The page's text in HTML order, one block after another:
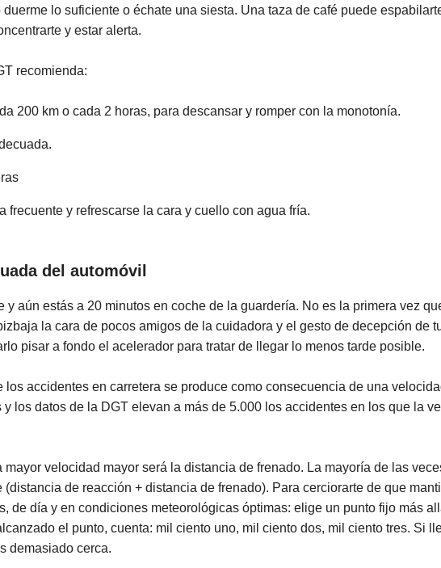
lo suficiente o échate una siesta. Una taza de café puede
y estar alerta.
recomienda:
200 km o cada 2 horas, para descansar y romper con la monotonía.
frecuente y refrescarse la cara y cuello con agua fría.
del automóvil
y aún estás a 20 minutos en coche de la guardería. No es la primera vez
la cara de pocos amigos de la cuidadora y el gesto de decepción de
pisar a fondo el acelerador para tratar de llegar lo menos tarde posible.
los accidentes en carretera se produce como consecuencia de una
y los datos de la DGT elevan a más de 5.000 los accidentes en los que la
mayor velocidad mayor será la distancia de frenado. La mayoría de las
de reacción + distancia de frenado). Para cerciorarte de que
de día y en condiciones meteorológicas óptimas: elige un punto fijo más
el punto, cuenta: mil ciento uno, mil ciento dos, mil ciento tres. Si
demasiado cerca.